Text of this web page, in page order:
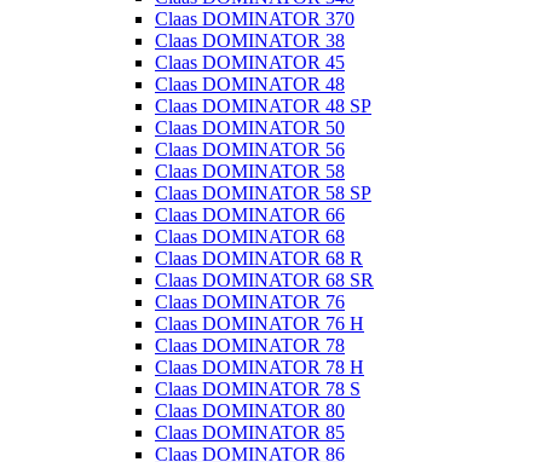
Claas DOMINATOR 370
Claas DOMINATOR 38
Claas DOMINATOR 45
Claas DOMINATOR 48
Claas DOMINATOR 48 SP
Claas DOMINATOR 50
Claas DOMINATOR 56
Claas DOMINATOR 58
Claas DOMINATOR 58 SP
Claas DOMINATOR 66
Claas DOMINATOR 68
Claas DOMINATOR 68 R
Claas DOMINATOR 68 SR
Claas DOMINATOR 76
Claas DOMINATOR 76 H
Claas DOMINATOR 78
Claas DOMINATOR 78 H
Claas DOMINATOR 78 S
Claas DOMINATOR 80
Claas DOMINATOR 85
Claas DOMINATOR 86